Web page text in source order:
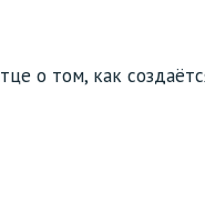
о том, как